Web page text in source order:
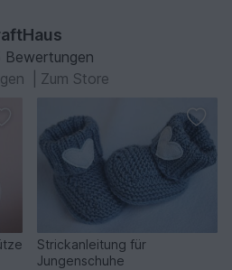
Bewertungen
Zum Store
Strickanleitung für
Jungenschuhe